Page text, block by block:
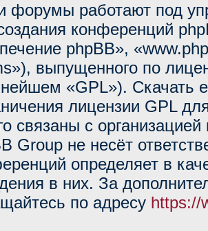
форумы работают под
конференций
phpBB»,
выпущенного по
«GPL»). Скачать
лицензии GPL
связаны с
Group не несёт
определяет в
в них. За
по адресу https://